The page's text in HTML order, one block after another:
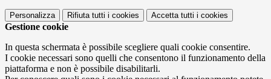
Personalizza Rifiuta tutti i cookies Accetta tutti i cookies
Gestione cookie
In questa schermata è possibile scegliere quali cookie consentire.
I cookie necessari sono quelli che consentono il funzionamento della
piattaforma e non è possibile disabilitarli.